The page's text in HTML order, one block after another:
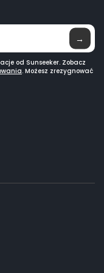
→
od Sunseeker. Zobacz
. Możesz zrezygnować